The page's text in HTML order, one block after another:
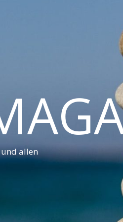
allen